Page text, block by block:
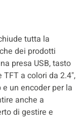
tutta la
dei prodotti
presa USB, tasto
a colori da 2.4",
un encoder per la
anche a
di gestire e